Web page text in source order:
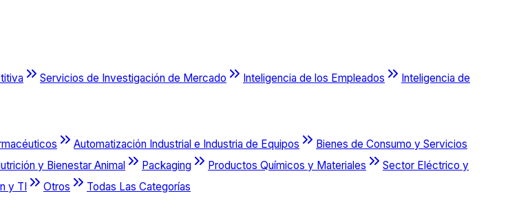
Servicios de Investigación de Mercado Inteligencia de los Empleados
Inteligencia de
Automatización Industrial e Industria de Equipos
Bienes de Consumo y Servicios
y Bienestar Animal Packaging Productos Químicos y Materiales
Sector Eléctrico y
y TI Otros
Todas Las Categorías